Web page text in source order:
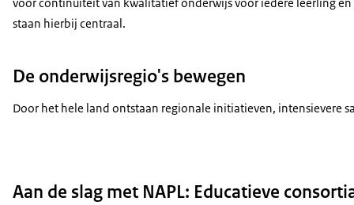
staan hierbij centraal.
De onderwijsregio's bewegen
Door het hele land ontstaan regionale initiatieven, intensievere
Aan de slag met NAPL: Educatieve